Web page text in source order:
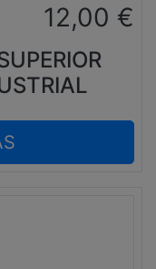
12,00 €